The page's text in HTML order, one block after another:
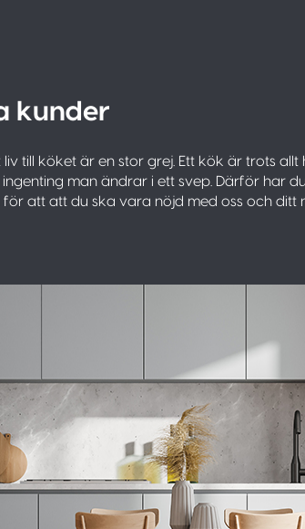
kunder
till köket är en stor grej. Ett kök är trots allt
ingenting man ändrar i ett svep. Därför har
för att att du ska vara nöjd med oss och ditt